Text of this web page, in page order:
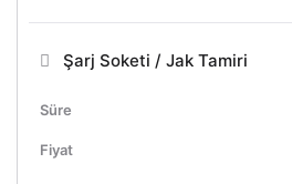
Şarj Soketi / Jak Tamiri